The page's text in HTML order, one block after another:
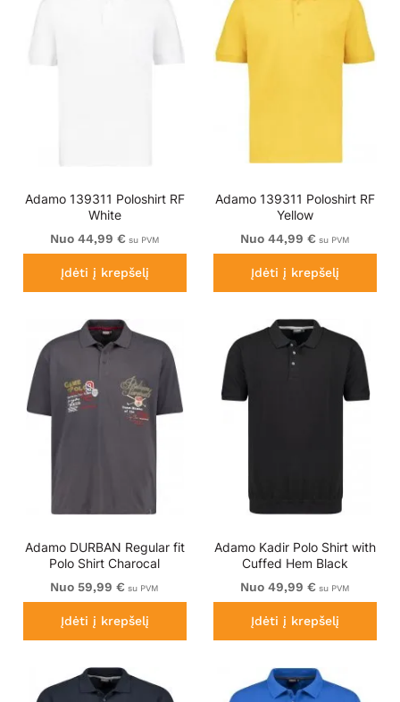
Adamo 139311 Poloshirt RF
White
Nuo 44,99 € su PVM
Įdėti į krepšelį
Adamo 139311 Poloshirt RF
Yellow
Nuo 44,99 € su PVM
Įdėti į krepšelį
Adamo DURBAN Regular fit
Polo Shirt Charocal
Nuo 59,99 € su PVM
Įdėti į krepšelį
Adamo Kadir Polo Shirt with
Cuffed Hem Black
Nuo 49,99 € su PVM
Įdėti į krepšelį